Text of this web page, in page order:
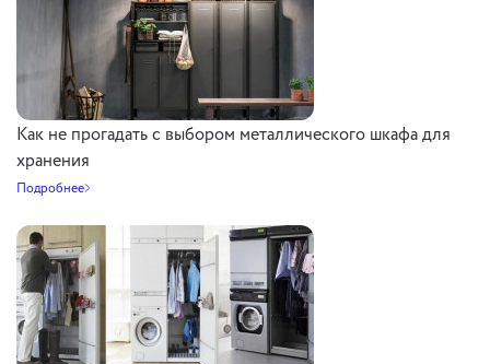
Как не прогадать с выбором металлического шкафа для
хранения
Подробнее